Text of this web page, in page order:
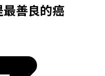
善良的癌